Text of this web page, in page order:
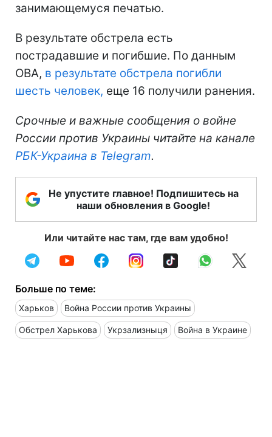
занимающемуся печатью.
В результате обстрела есть
пострадавшие и погибшие. По данным
ОВА, в результате обстрела погибли
шесть человек, еще 16 получили ранения.
Срочные и важные сообщения о войне
России против Украины читайте на канале
РБК-Украина в Telegram.
Не упустите главное! Подпишитесь на
наши обновления в Google!
Или читайте нас там, где вам удобно!
Больше по теме:
Харьков Война России против Украины
Обстрел Харькова Укрзализныця Война в Украине